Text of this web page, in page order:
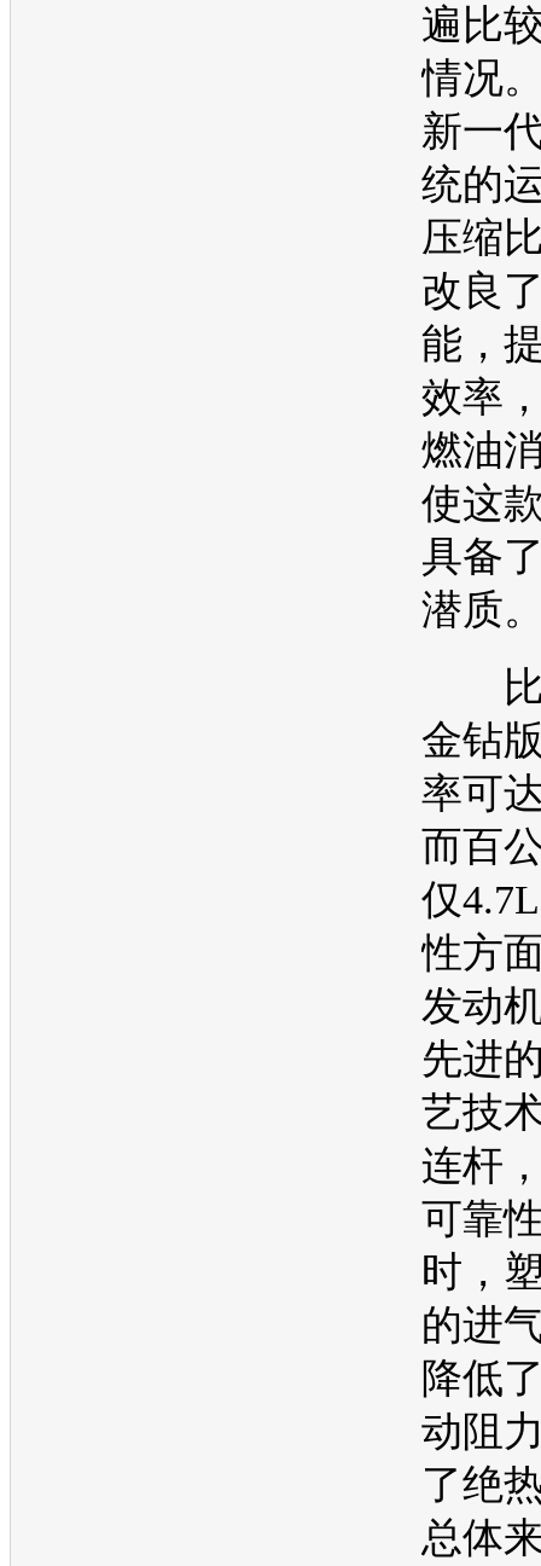
遍比
情况
新一
统的
压缩
改良
能，
效率
燃油
使这
具备
潜质
金钻
率可
而百
仅
性方
发动
先进
艺技
连杆
可靠
时，
的进
降低
动阻
了绝
总体